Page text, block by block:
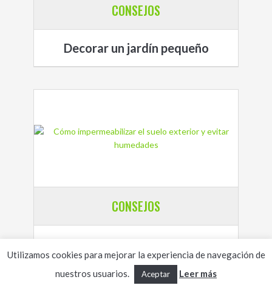
CONSEJOS
Decorar un jardín pequeño
CONSEJOS
exterior y evitar humedades
Utilizamos cookies para mejorar la experiencia de navegación de
nuestros usuarios.
Aceptar Leer más